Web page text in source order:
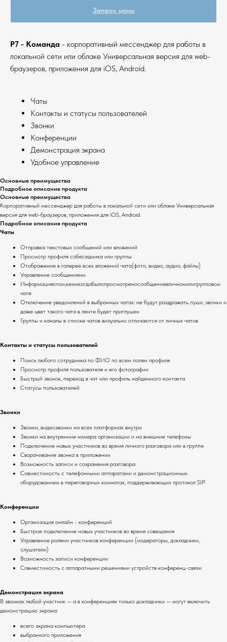
Запрос цены
Р7 - Команда - корпоративный мессенджер для работы в
локальной сети или облаке Универсальная версия для web-
браузеров, приложения для iOS, Android.
Чаты
Контакты и статусы пользователей
Звонки
Конференции
Демонстрация экрана
Удобное управление
Основные преимущества
Подробное описание продукта
Основные преимущества
Корпоративный мессенджер для работы в локальной сети или облаке Универсальная
версия для web-браузеров, приложения для iOS, Android.
Подробное описание продукта
Чаты
Отправка текстовых сообщений или вложений
Просмотр профиля собеседника или группы
Отображение в галерее всех вложений чата(фото, видео, аудио, файлы)
Управление сообщениями
Информацияотом,кемикогдабылопросмотреносообщениевличномилигрупповом
чате
Отключение уведомлений в выбранных чатах: не будут раздражать пуши, звонки и
даже цвет такого чата в ленте будет приглушен
Группы и каналы в списке чатов визуально отличаются от личных чатов
Контакты и статусы пользователей
Поиск любого сотрудника по ФИО по всем полям профиля
Просмотр профиля пользователя и его фотографии
Быстрый звонок, переход в чат или профиль найденного контакта
Статусы пользователей
Звонки
Звонки, видеозвонки на всех платформах внутри
Звонки на внутренние номера организации и на внешние телефоны
Подключение новых участников во время личного разговора или в группе
Сворачивание звонка в приложении
Возможность записи и сохранения разговора
Совместимость с телефонными аппаратами и демонстрационным
оборудованием в переговорных комнатах, поддерживающих протокол SIP
Конференции
Организация онлайн - конференций
Быстрое подключение новых участников во время совещания
Управление ролями участников конференции (модераторы, докладчики,
слушатели)
Возможность записи конференции
Совместимость с аппаратными решениями устройств конференц-связи
Демонстрация экрана
В звонках любой участник — а в конференциях только докладчики — могут включить
демонстрацию экрана:
всего экрана компьютера
выбранного приложения